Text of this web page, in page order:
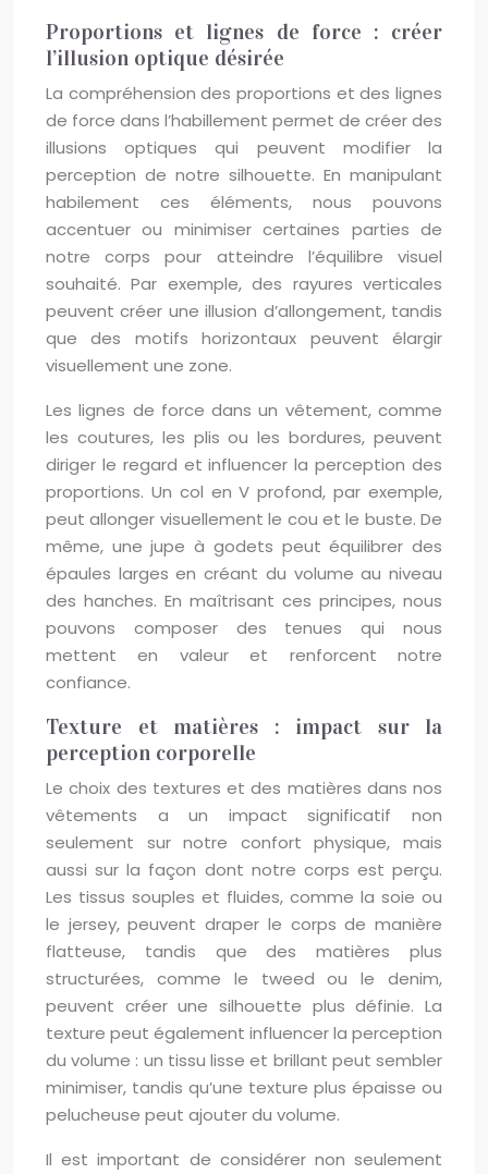
Proportions et lignes de force : créer
l’illusion optique désirée
La compréhension des proportions et des lignes
de force dans l’habillement permet de créer des
illusions optiques qui peuvent modifier la
perception de notre silhouette. En manipulant
habilement ces éléments, nous pouvons
accentuer ou minimiser certaines parties de
notre corps pour atteindre l’équilibre visuel
souhaité. Par exemple, des rayures verticales
peuvent créer une illusion d’allongement, tandis
que des motifs horizontaux peuvent élargir
visuellement une zone.
Les lignes de force dans un vêtement, comme
les coutures, les plis ou les bordures, peuvent
diriger le regard et influencer la perception des
proportions. Un col en V profond, par exemple,
peut allonger visuellement le cou et le buste. De
même, une jupe à godets peut équilibrer des
épaules larges en créant du volume au niveau
des hanches. En maîtrisant ces principes, nous
pouvons composer des tenues qui nous
mettent en valeur et renforcent notre
confiance.
Texture et matières : impact sur la
perception corporelle
Le choix des textures et des matières dans nos
vêtements a un impact significatif non
seulement sur notre confort physique, mais
aussi sur la façon dont notre corps est perçu.
Les tissus souples et fluides, comme la soie ou
le jersey, peuvent draper le corps de manière
flatteuse, tandis que des matières plus
structurées, comme le tweed ou le denim,
peuvent créer une silhouette plus définie. La
texture peut également influencer la perception
du volume : un tissu lisse et brillant peut sembler
minimiser, tandis qu’une texture plus épaisse ou
pelucheuse peut ajouter du volume.
Il est important de considérer non seulement